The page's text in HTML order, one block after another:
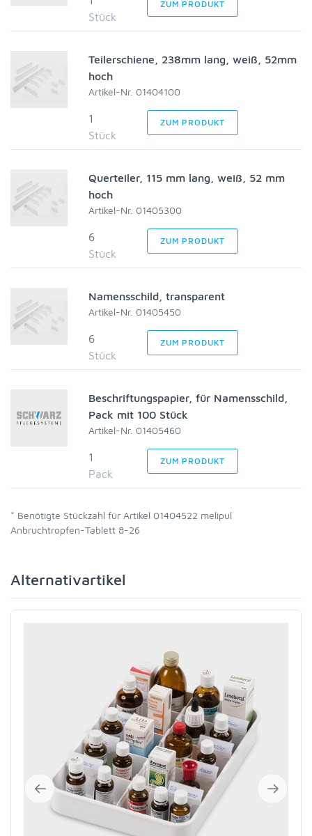
Stück
ZUM PRODUKT
Teilerschiene, 238mm lang, weiß, 52mm
hoch
Artikel-Nr. 01404100
1
Stück
ZUM PRODUKT
Querteiler, 115 mm lang, weiß, 52 mm
hoch
Artikel-Nr. 01405300
6
Stück
ZUM PRODUKT
Namensschild, transparent
Artikel-Nr. 01405450
6
Stück
ZUM PRODUKT
Beschriftungspapier, für Namensschild,
Pack mit 100 Stück
Artikel-Nr. 01405460
1
Pack
ZUM PRODUKT
* Benötigte Stückzahl für Artikel 01404522 melipul
Anbruchtropfen-Tablett 8-26
Alternativartikel